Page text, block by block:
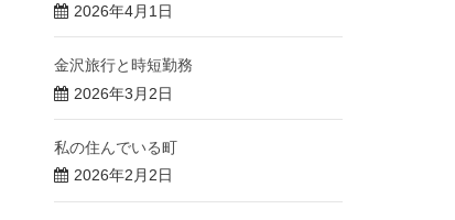
2026年4月1日
金沢旅行と時短勤務
2026年3月2日
私の住んでいる町
2026年2月2日